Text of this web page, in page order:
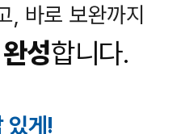
, 바로 보완까지
성합니다.
있게!